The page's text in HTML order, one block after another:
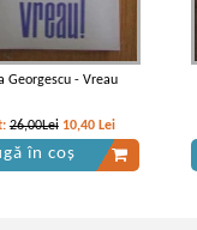
Georgescu - Vreau
26,00Lei 10,40 Lei
în coș